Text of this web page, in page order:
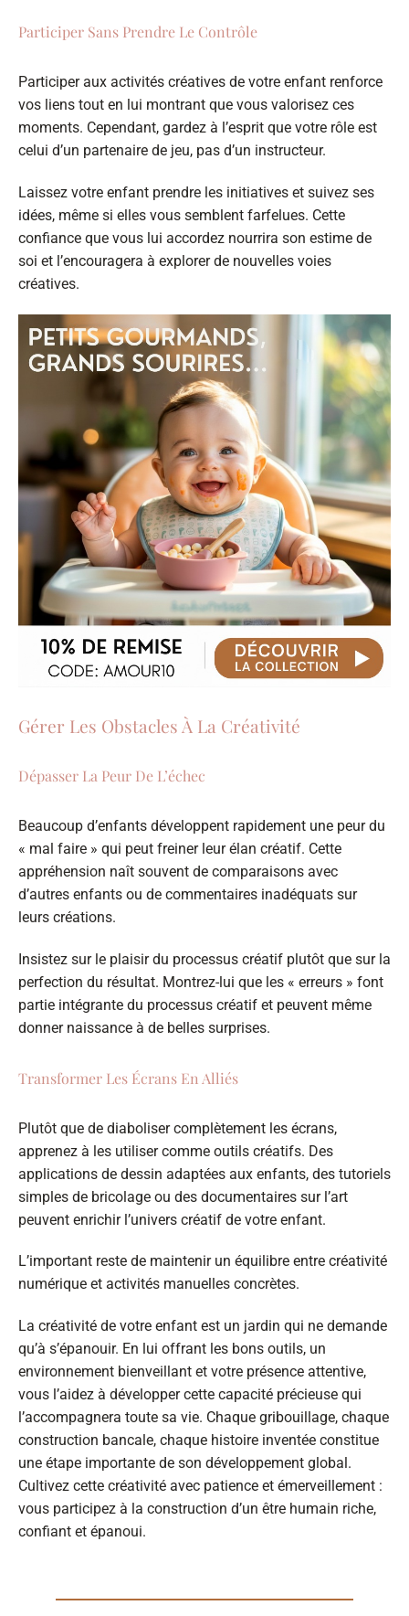
Participer Sans Prendre Le Contrôle
Participer aux activités créatives de votre enfant renforce
vos liens tout en lui montrant que vous valorisez ces
moments. Cependant, gardez à l’esprit que votre rôle est
celui d’un partenaire de jeu, pas d’un instructeur.
Laissez votre enfant prendre les initiatives et suivez ses
idées, même si elles vous semblent farfelues. Cette
confiance que vous lui accordez nourrira son estime de
soi et l’encouragera à explorer de nouvelles voies
créatives.
Gérer Les Obstacles À La Créativité
Dépasser La Peur De L’échec
Beaucoup d’enfants développent rapidement une peur du
« mal faire » qui peut freiner leur élan créatif. Cette
appréhension naît souvent de comparaisons avec
d’autres enfants ou de commentaires inadéquats sur
leurs créations.
Insistez sur le plaisir du processus créatif plutôt que sur la
perfection du résultat. Montrez-lui que les « erreurs » font
partie intégrante du processus créatif et peuvent même
donner naissance à de belles surprises.
Transformer Les Écrans En Alliés
Plutôt que de diaboliser complètement les écrans,
apprenez à les utiliser comme outils créatifs. Des
applications de dessin adaptées aux enfants, des tutoriels
simples de bricolage ou des documentaires sur l’art
peuvent enrichir l’univers créatif de votre enfant.
L’important reste de maintenir un équilibre entre créativité
numérique et activités manuelles concrètes.
La créativité de votre enfant est un jardin qui ne demande
qu’à s’épanouir. En lui offrant les bons outils, un
environnement bienveillant et votre présence attentive,
vous l’aidez à développer cette capacité précieuse qui
l’accompagnera toute sa vie. Chaque gribouillage, chaque
construction bancale, chaque histoire inventée constitue
une étape importante de son développement global.
Cultivez cette créativité avec patience et émerveillement :
vous participez à la construction d’un être humain riche,
confiant et épanoui.